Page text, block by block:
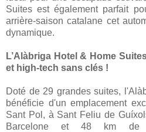
Suites est également parfait
arrière-saison catalane cet
dynamique.
L’Alàbriga Hotel & Home
et high-tech sans clés !
Doté de 29 grandes suites,
bénéficie d'un emplacement
Sant Pol, à Sant Feliu de
Barcelone et 48 km de